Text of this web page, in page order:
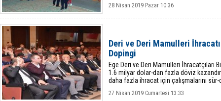
28 Nisan 2019 Pazar 10:36
Deri ve Deri Mamulleri
Dopingi
Ege Deri ve Deri Mamulleri İhracatçıları
1.6 milyar dolar-dan fazla döviz
daha fazla ihracat için çalışmalarını sür-
27 Nisan 2019 Cumartesi 13:33